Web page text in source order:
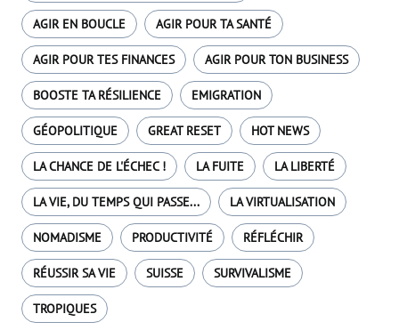
AGIR EN BOUCLE AGIR POUR TA SANTÉ
AGIR POUR TES FINANCES AGIR POUR TON BUSINESS
BOOSTE TA RÉSILIENCE EMIGRATION
GÉOPOLITIQUE GREAT RESET HOT NEWS
LA CHANCE DE L'ÉCHEC ! LA FUITE LA LIBERTÉ
LA VIE, DU TEMPS QUI PASSE... LA VIRTUALISATION
NOMADISME PRODUCTIVITÉ RÉFLÉCHIR
RÉUSSIR SA VIE SUISSE SURVIVALISME
TROPIQUES